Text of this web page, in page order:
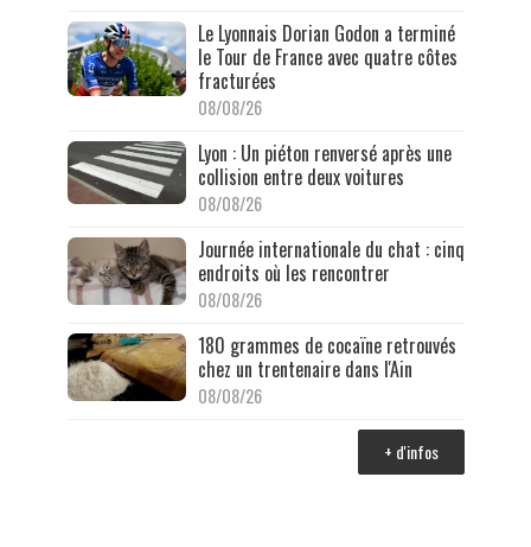
Le Lyonnais Dorian Godon a terminé
le Tour de France avec quatre côtes
fracturées
08/08/26
Lyon : Un piéton renversé après une
collision entre deux voitures
08/08/26
Journée internationale du chat : cinq
endroits où les rencontrer
08/08/26
180 grammes de cocaïne retrouvés
chez un trentenaire dans l'Ain
08/08/26
+ d'infos